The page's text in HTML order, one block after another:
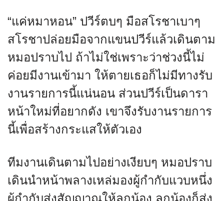
“แค่หมาหอน” ปวีร์ตบๆ มือสโรชาเบาๆ
สโรชาปล่อยมือจากแขนปวีร์แล้วเดินตาม
หมอปราบไป ถ้าไม่ใช่เพราะว่าช่วงนี้ไม่
ค่อยมีงานเข้ามา ให้ตายเธอก็ไม่มีทางรับ
งานรายการนี้แน่นอน ส่วนปวีร์เป็นดารา
หน้าใหม่ที่อยากดัง เขาจึงรับงานรายการ
นี้เพื่อสร้างกระแสให้ตัวเอง
ทีมงานเดินตามไปอย่างเงียบๆ หมอปราบ
เดินนำหน้าพลางเหล่มองผู้กำกับแวบหนึ่ง
ผู้กำกับส่งสัญญาณให้ลูกน้อง ลูกน้องก็ส่ง